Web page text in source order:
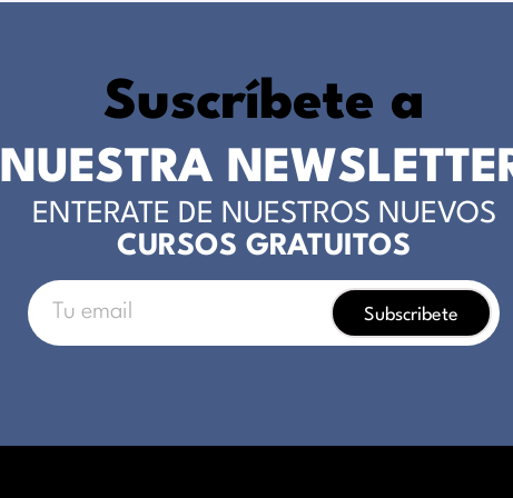
Suscríbete a
NUESTRA
ENTERATE DE NUESTROS NUEVOS
CURSOS GRATUITOS
Subscribete